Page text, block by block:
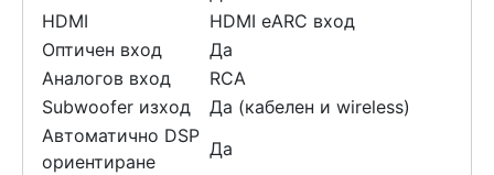
HDMI
HDMI eARC вход
Оптичен вход
Да
Аналогов вход
RCA
Subwoofer изход
Да (кабелен и wireless)
Автоматично DSP
ориентиране
Да